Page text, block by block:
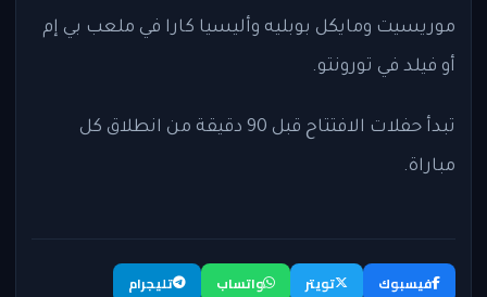
موريسيت ومايكل بوبليه وأليسيا كارا في ملعب بي إم
أو فيلد في تورونتو.
تبدأ حفلات الافتتاح قبل 90 دقيقة من انطلاق كل
مباراة.
فيسبوك تويتر واتساب
تليجرام